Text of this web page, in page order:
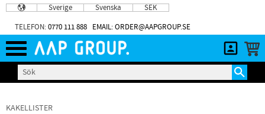
Meny
Sverige Svenska SEK
TELEFON:0770 111 888 EMAIL: ORDER@AAPGROUP.SE
KAKELLISTER